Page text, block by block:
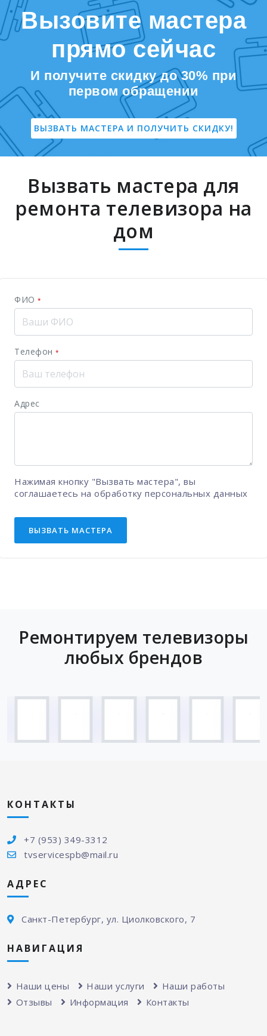
Вызовите мастера
прямо сейчас
И получите скидку до 30% при
первом обращении
ВЫЗВАТЬ МАСТЕРА И ПОЛУЧИТЬ СКИДКУ!
Вызвать мастера для
ремонта телевизора на
дом
ФИО *
Телефон *
Адрес
Нажимая кнопку "Вызвать мастера", вы
соглашаетесь на обработку персональных данных
ВЫЗВАТЬ МАСТЕРА
Ремонтируем телевизоры
любых брендов
КОНТАКТЫ
+7 (953) 349-3312
tvservicespb@mail.ru
АДРЕС
Санкт-Петербург, ул. Циолковского, 7
НАВИГАЦИЯ
Наши цены Наши услуги
Наши работы
Отзывы
Информация Контакты